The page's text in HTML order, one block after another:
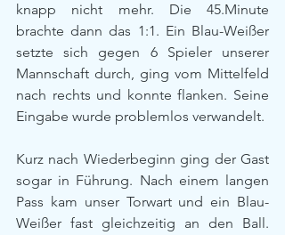
knapp nicht mehr. Die 45.Minute
brachte dann das 1:1. Ein Blau-Weißer
setzte sich gegen 6 Spieler unserer
Mannschaft durch, ging vom Mittelfeld
nach rechts und konnte flanken. Seine
Eingabe wurde problemlos verwandelt.
Kurz nach Wiederbeginn ging der Gast
sogar in Führung. Nach einem langen
Pass kam unser Torwart und ein Blau-
Weißer fast gleichzeitig an den Ball.